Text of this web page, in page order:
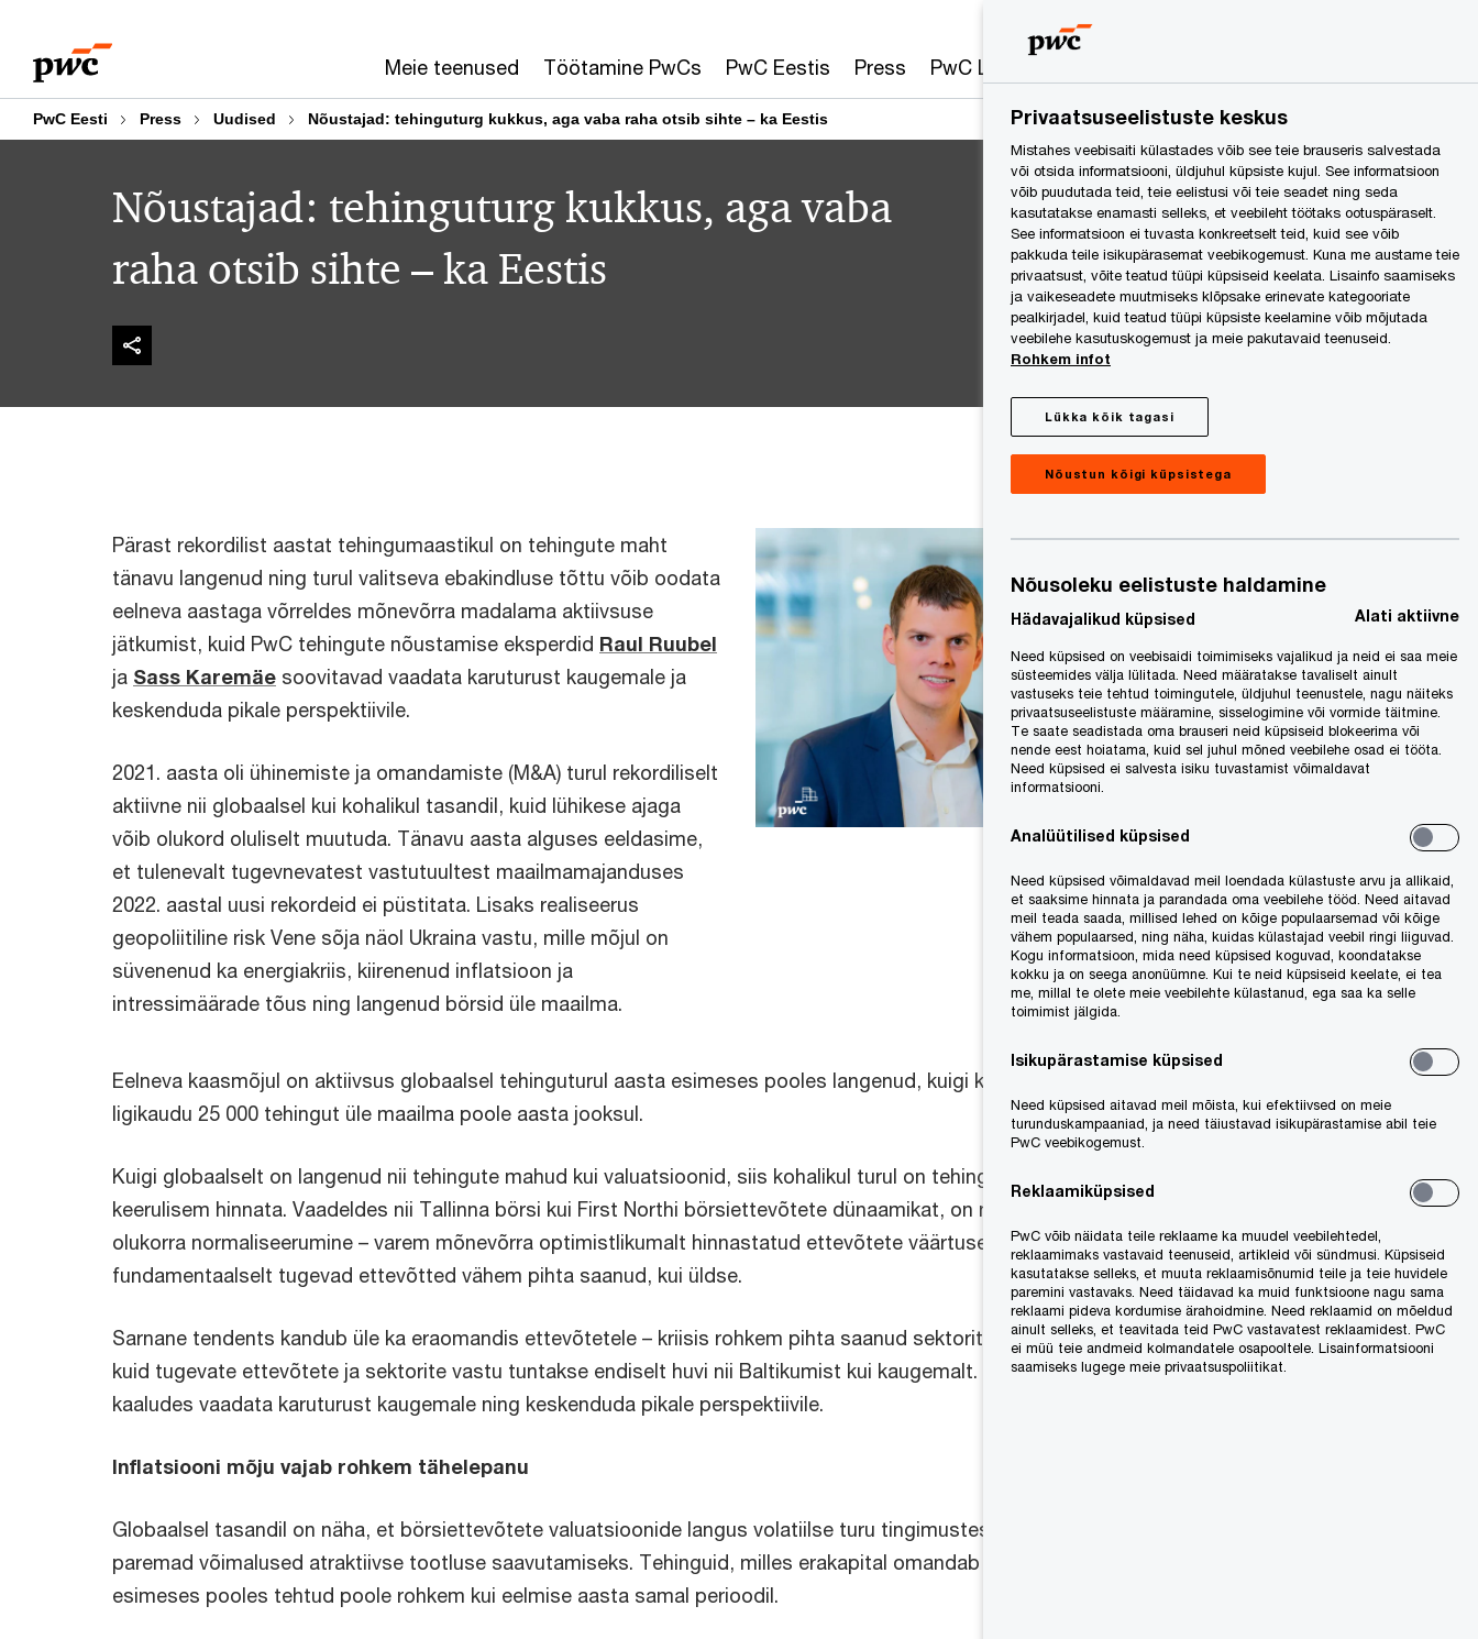
content
footer
Meie teenused Töötamine PwCs PwC Eestis Press PwC Legal Services
PwC Eesti Press Uudised Nõustajad: tehinguturg kukkus, aga vaba raha otsib sihte – ka Eestis
Nõustajad: tehinguturg kukkus, aga vaba
raha otsib sihte – ka Eestis
Pärast rekordilist aastat tehingumaastikul on tehingute maht
tänavu langenud ning turul valitseva ebakindluse tõttu võib oodata
eelneva aastaga võrreldes mõnevõrra madalama aktiivsuse
jätkumist, kuid PwC tehingute nõustamise eksperdid Raul Ruubel
ja Sass Karemäe soovitavad vaadata karuturust kaugemale ja
keskenduda pikale perspektiivile.
2021. aasta oli ühinemiste ja omandamiste (M&A) turul rekordiliselt
aktiivne nii globaalsel kui kohalikul tasandil, kuid lühikese ajaga
võib olukord oluliselt muutuda. Tänavu aasta alguses eeldasime,
et tulenevalt tugevnevatest vastutuultest maailmamajanduses
2022. aastal uusi rekordeid ei püstitata. Lisaks realiseerus
geopoliitiline risk Vene sõja näol Ukraina vastu, mille mõjul on
süvenenud ka energiakriis, kiirenenud inflatsioon ja
intressimäärade tõus ning langenud börsid üle maailma.
Eelneva kaasmõjul on aktiivsus globaalsel tehinguturul aasta esimeses pooles langenud, kuigi kõigest pandeemiaeelsele tasemele –
ligikaudu 25 000 tehingut üle maailma poole aasta jooksul.
Kuigi globaalselt on langenud nii tehingute mahud kui valuatsioonid, siis kohalikul turul on tehingute vähesuse tõttu selget mõju jooksvalt
keerulisem hinnata. Vaadeldes nii Tallinna börsi kui First Northi börsiettevõtete dünaamikat, on näha, et turul on toimunud mõnes mõttes
olukorra normaliseerumine – varem mõnevõrra optimistlikumalt hinnastatud ettevõtete väärtused on hinnatipust langenud, samas on
fundamentaalselt tugevad ettevõtted vähem pihta saanud, kui üldse.
Sarnane tendents kandub üle ka eraomandis ettevõtetele – kriisis rohkem pihta saanud sektorites pakkumus ilmselt mõnevõrra väheneb,
kuid tugevate ettevõtete ja sektorite vastu tuntakse endiselt huvi nii Baltikumist kui kaugemalt. Seega tasub nii ostu- kui müügitehinguid
kaaludes vaadata karuturust kaugemale ning keskenduda pikale perspektiivile.
Inflatsiooni mõju vajab rohkem tähelepanu
Globaalsel tasandil on näha, et börsiettevõtete valuatsioonide langus volatiilse turu tingimustes on loonud äridele ja erakapitalifondidele
paremad võimalused atraktiivse tootluse saavutamiseks. Tehinguid, milles erakapital omandab börsiettevõtte aktsiad, on aasta
esimeses pooles tehtud poole rohkem kui eelmise aasta samal perioodil.
Privaatsuseelistuste keskus
Mistahes veebisaiti külastades võib see teie brauseris salvestada
või otsida informatsiooni, üldjuhul küpsiste kujul. See informatsioon
võib puudutada teid, teie eelistusi või teie seadet ning seda
kasutatakse enamasti selleks, et veebileht töötaks ootuspäraselt.
See informatsioon ei tuvasta konkreetselt teid, kuid see võib
pakkuda teile isikupärasemat veebikogemust. Kuna me austame teie
privaatsust, võite teatud tüüpi küpsiseid keelata. Lisainfo saamiseks
ja vaikeseadete muutmiseks klõpsake erinevate kategooriate
pealkirjadel, kuid teatud tüüpi küpsiste keelamine võib mõjutada
veebilehe kasutuskogemust ja meie pakutavaid teenuseid.
Rohkem infot
Lükka kõik tagasi
Nõustun kõigi küpsistega
Nõusoleku eelistuste haldamine
Hädavajalikud küpsised Alati aktiivne
Need küpsised on veebisaidi toimimiseks vajalikud ja neid ei saa meie
süsteemides välja lülitada. Need määratakse tavaliselt ainult
vastuseks teie tehtud toimingutele, üldjuhul teenustele, nagu näiteks
privaatsuseelistuste määramine, sisselogimine või vormide täitmine.
Te saate seadistada oma brauseri neid küpsiseid blokeerima või
nende eest hoiatama, kuid sel juhul mõned veebilehe osad ei tööta.
Need küpsised ei salvesta isiku tuvastamist võimaldavat
informatsiooni.
Analüütilised küpsised
Need küpsised võimaldavad meil loendada külastuste arvu ja allikaid,
et saaksime hinnata ja parandada oma veebilehe tööd. Need aitavad
meil teada saada, millised lehed on kõige populaarsemad või kõige
vähem populaarsed, ning näha, kuidas külastajad veebil ringi liiguvad.
Kogu informatsioon, mida need küpsised koguvad, koondatakse
kokku ja on seega anonüümne. Kui te neid küpsiseid keelate, ei tea
me, millal te olete meie veebilehte külastanud, ega saa ka selle
toimimist jälgida.
Isikupärastamise küpsised
Need küpsised aitavad meil mõista, kui efektiivsed on meie
turunduskampaaniad, ja need täiustavad isikupärastamise abil teie
PwC veebikogemust.
Reklaamiküpsised
PwC võib näidata teile reklaame ka muudel veebilehtedel,
reklaamimaks vastavaid teenuseid, artikleid või sündmusi. Küpsiseid
kasutatakse selleks, et muuta reklaamisõnumid teile ja teie huvidele
paremini vastavaks. Need täidavad ka muid funktsioone nagu sama
reklaami pideva kordumise ärahoidmine. Need reklaamid on mõeldud
ainult selleks, et teavitada teid PwC vastavatest reklaamidest. PwC
ei müü teie andmeid kolmandatele osapooltele. Lisainformatsiooni
saamiseks lugege meie privaatsuspoliitikat.